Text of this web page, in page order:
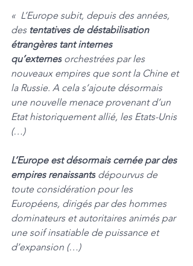
«  L’Europe subit, depuis des années,
des tentatives de déstabilisation
étrangères tant internes
qu’externes orchestrées par les
nouveaux empires que sont la Chine et
la Russie. A cela s’ajoute désormais
une nouvelle menace provenant d’un
Etat historiquement allié, les Etats-Unis
(…)
L’Europe est désormais cernée par des
empires renaissants dépourvus de
toute considération pour les
Européens, dirigés par des hommes
dominateurs et autoritaires animés par
une soif insatiable de puissance et
d’expansion (…)